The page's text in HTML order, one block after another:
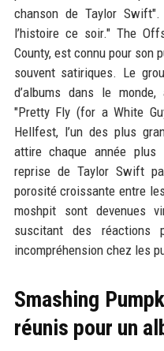
chanson de Taylor
l’histoire ce soir." The
County, est connu pour son
souvent satiriques. Le
d’albums dans le
"Pretty Fly (for a White
Hellfest, l’un des plus
attire chaque année
reprise de Taylor Swift
porosité croissante entre
moshpit sont devenues
suscitant des réactions
incompréhension chez les
Smashing
réunis pour un